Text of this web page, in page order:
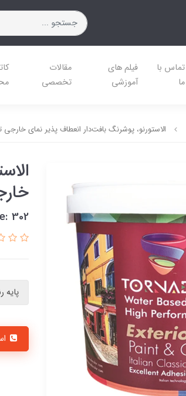
تماس با
ما
فیلم های
آموزشی
مقالات
تخصصی
الاستورنو، پوشرنگ بافت‌دار انعطاف پذیر نمای خارجی
302
پایه